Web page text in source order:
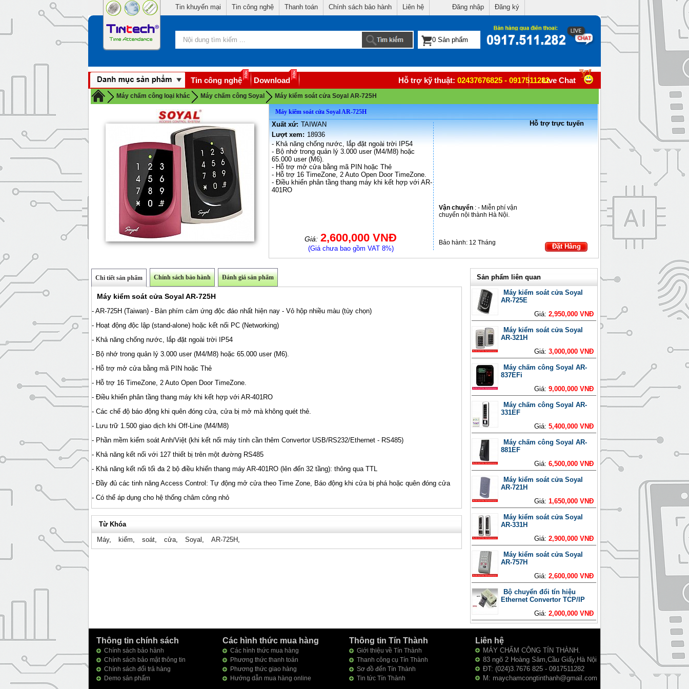
Tin khuyến mại Tin công nghệ Thanh toán Chính sách bảo hành Liên hệ Đăng nhập Đăng ký
Tin công nghệ Download Live Chat
Hỗ trợ kỹ thuật: 02437676825 - 0917511282
Máy chấm công loại khác Máy chấm công Soyal Máy kiểm soát cửa Soyal AR-725H
Máy kiểm soát cửa Soyal AR-725H
Xuất xứ: TAIWAN
Lượt xem: 18936
- Khả năng chống nước, lắp đặt ngoài trời IP54
- Bộ nhớ trong quản lý 3.000 user (M4/M8) hoặc
65.000 user (M6).
- Hỗ trợ mở cửa bằng mã PIN hoặc Thẻ
- Hỗ trợ 16 TimeZone, 2 Auto Open Door TimeZone.
- Điều khiển phân tầng thang máy khi kết hợp với AR-
401RO
Giá: 2,600,000 VNĐ
(Giá chưa bao gồm VAT 8%)
Vận chuyển: - Miễn phí vận
chuyển nội thành Hà Nội.
Bảo hành:12 Tháng
Hỗ trợ trực tuyến
Đặt Hàng
Chi tiết sản phẩm Chính sách bảo hành Đánh giá sản phẩm
Máy kiểm soát cửa Soyal AR-725H
- AR-725H (Taiwan) - Bàn phím cảm ứng độc đáo nhất hiện nay - Vỏ hộp nhiều màu (tùy chọn)
- Hoạt động độc lập (stand-alone) hoặc kết nối PC (Networking)
- Khả năng chống nước, lắp đặt ngoài trời IP54
- Bộ nhớ trong quản lý 3.000 user (M4/M8) hoặc 65.000 user (M6).
- Hỗ trợ mở cửa bằng mã PIN hoặc Thẻ
- Hỗ trợ 16 TimeZone, 2 Auto Open Door TimeZone.
- Điều khiển phân tầng thang máy khi kết hợp với AR-401RO
- Các chế độ báo động khi quên đóng cửa, cửa bị mở mà không quét thẻ.
- Lưu trữ 1.500 giao dịch khi Off-Line (M4/M8)
- Phần mềm kiểm soát Anh/Việt (khi kết nối máy tính cần thêm Convertor USB/RS232/Ethernet - RS485)
- Khả năng kết nối với 127 thiết bị trên một đường RS485
- Khả năng kết nối tối đa 2 bộ điều khiển thang máy AR-401RO (lên đến 32 tầng): thông qua TTL
- Đầy đủ các tinh năng Access Control: Tự động mở cửa theo Time Zone, Báo động khi cửa bị phá hoặc quên đóng cửa
- Có thể áp dụng cho hệ thống châm công nhỏ
Sản phẩm liên quan
Máy kiểm soát cửa Soyal
AR-725E
Giá: 2,950,000 VNĐ
Máy kiểm soát cửa Soyal
AR-321H
Giá: 3,000,000 VNĐ
Máy chấm công Soyal AR-
837EFi
Giá: 9,000,000 VNĐ
Máy chấm công Soyal AR-
331EF
Giá: 5,400,000 VNĐ
Máy chấm công Soyal AR-
881EF
Giá: 6,500,000 VNĐ
Máy kiểm soát cửa Soyal
AR-721H
Giá: 1,650,000 VNĐ
Máy kiểm soát cửa Soyal
AR-331H
Giá: 2,900,000 VNĐ
Máy kiểm soát cửa Soyal
AR-757H
Giá: 2,600,000 VNĐ
Bộ chuyển đổi tín hiệu
Ethernet Convertor TCP/IP
Giá: 2,000,000 VNĐ
Từ Khóa
Máy, kiểm, soát, cửa, Soyal , AR-725H ,
Thông tin chính sách
Chính sách bảo hành
Chính sách bảo mật thông tin
Chính sách đổi trả hàng
Demo sản phẩm
Các hình thức mua hàng
Các hình thức mua hàng
Phương thức thanh toán
Phương thức giao hàng
Hướng dẫn mua hàng online
Thông tin Tín Thành
Giới thiệu về Tín Thành
Thanh công cụ Tín Thành
Sơ đồ đến Tín Thành
Tin tức Tín Thành
Liên hệ
MÁY CHẤM CÔNG TÍN THÀNH.
83 ngõ 2 Hoàng Sâm,Cầu Giấy,Hà Nội
ĐT: (024)3.7676 825 - 0917511282
M: maychamcongtinthanh@gmail.com